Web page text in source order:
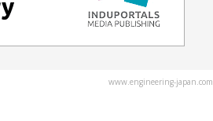
www.engineering-japan.com